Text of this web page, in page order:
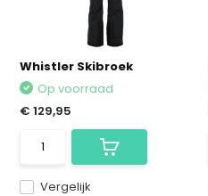
Whistler Skibroek
Vergelijk
Op voorraad
€ 129,95